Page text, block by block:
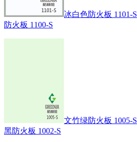
冰白色防火板 1101-S
防火板 1100-S
文竹绿防火板 1005-S
黑防火板 1002-S